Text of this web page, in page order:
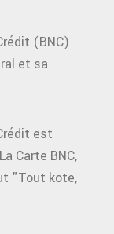
(BNC)
et sa
est
Carte BNC,
"Tout kote,